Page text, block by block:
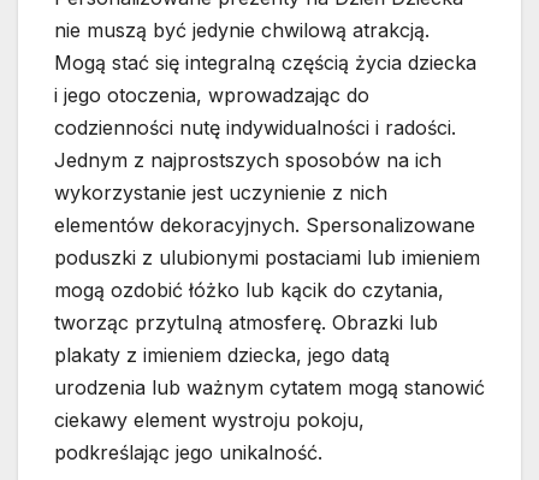
nie muszą być jedynie chwilową atrakcją.
Mogą stać się integralną częścią życia dziecka
i jego otoczenia, wprowadzając do
codzienności nutę indywidualności i radości.
Jednym z najprostszych sposobów na ich
wykorzystanie jest uczynienie z nich
elementów dekoracyjnych. Spersonalizowane
poduszki z ulubionymi postaciami lub imieniem
mogą ozdobić łóżko lub kącik do czytania,
tworząc przytulną atmosferę. Obrazki lub
plakaty z imieniem dziecka, jego datą
urodzenia lub ważnym cytatem mogą stanowić
ciekawy element wystroju pokoju,
podkreślając jego unikalność.